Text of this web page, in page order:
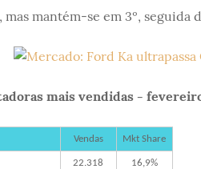
mas mantém-se em 3º, seguida
mais vendidas -
Vendas Mkt Share
22.318 16,9%